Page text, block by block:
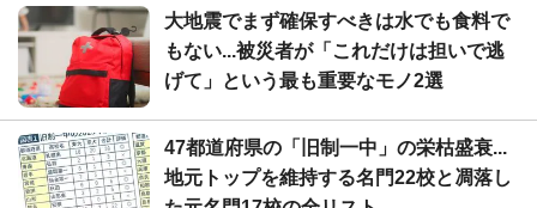
大地震でまず確保すべきは水でも食料で
もない...被災者が「これだけは担いで逃
げて」という最も重要なモノ2選
47都道府県の「旧制一中」の栄枯盛衰...
地元トップを維持する名門22校と凋落し